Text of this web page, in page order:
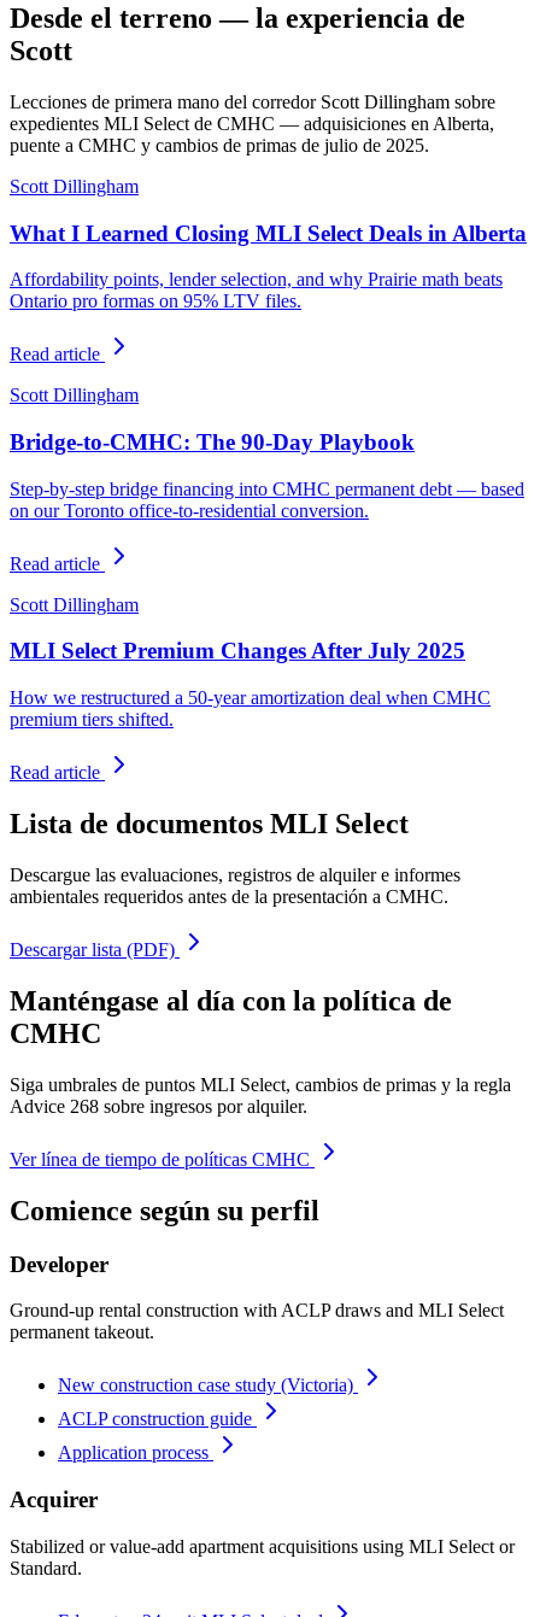
Desde el terreno — la experiencia de
Scott
Lecciones de primera mano del corredor Scott Dillingham sobre
expedientes MLI Select de CMHC — adquisiciones en Alberta,
puente a CMHC y cambios de primas de julio de 2025.
Scott Dillingham
What I Learned Closing MLI Select Deals in Alberta
Affordability points, lender selection, and why Prairie math beats
Ontario pro formas on 95% LTV files.
Read article
Scott Dillingham
Bridge-to-CMHC: The 90-Day Playbook
Step-by-step bridge financing into CMHC permanent debt — based
on our Toronto office-to-residential conversion.
Read article
Scott Dillingham
MLI Select Premium Changes After July 2025
How we restructured a 50-year amortization deal when CMHC
premium tiers shifted.
Read article
Lista de documentos MLI Select
Descargue las evaluaciones, registros de alquiler e informes
ambientales requeridos antes de la presentación a CMHC.
Descargar lista (PDF)
Manténgase al día con la política de
CMHC
Siga umbrales de puntos MLI Select, cambios de primas y la regla
Advice 268 sobre ingresos por alquiler.
Ver línea de tiempo de políticas CMHC
Comience según su perfil
Developer
Ground-up rental construction with ACLP draws and MLI Select
permanent takeout.
New construction case study (Victoria)
ACLP construction guide
Application process
Acquirer
Stabilized or value-add apartment acquisitions using MLI Select or
Standard.